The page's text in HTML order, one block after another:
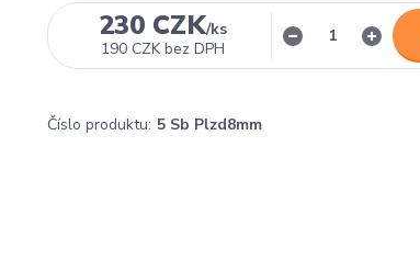
230 CZK/ks
190 CZK bez DPH
Číslo produktu: 5 Sb Plzd8mm